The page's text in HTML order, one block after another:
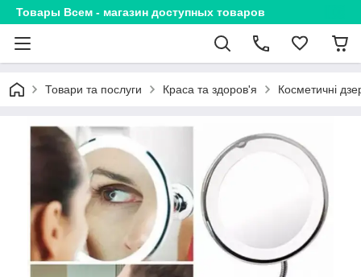
Товары Всем - магазин доступных товаров
Товари та послуги Краса та здоров'я Косметичні